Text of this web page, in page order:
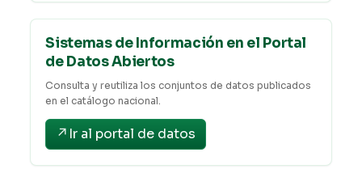
Sistemas de Información en el Portal
de Datos Abiertos
Consulta y reutiliza los conjuntos de datos publicados
en el catálogo nacional.
↗ Ir al portal de datos